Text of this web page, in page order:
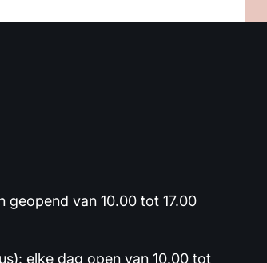
geopend van 10.00 tot 17.00
elke dag open van 10.00 tot